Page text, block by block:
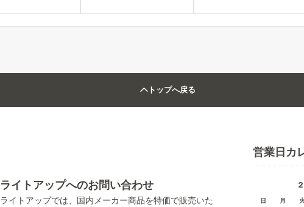
トップへ戻る
ライトアップへのお問い合わせ
ライトアップでは、国内メーカー商品を特価で販売いた
営業日カ
日 月 火